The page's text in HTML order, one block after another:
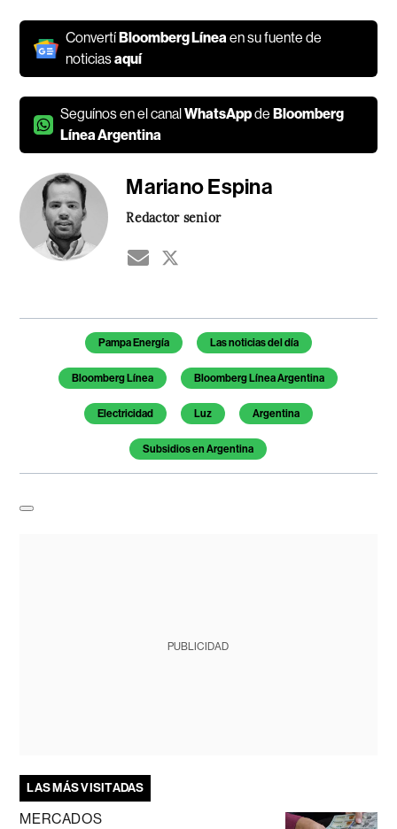
ConvertíBloomberg Líneaen su fuente de
noticiasaquí
Seguínos en el canalWhatsAppdeBloomberg
Línea Argentina
Mariano Espina
Redactor senior
Temas de este artículo
Pampa Energía Las noticias del día
Bloomberg Línea Bloomberg Línea Argentina
Electricidad Luz Argentina
Subsidios en Argentina
PUBLICIDAD
LAS MÁS VISITADAS
MERCADOS